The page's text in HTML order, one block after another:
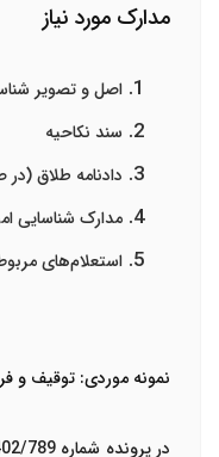
مدارک مورد نیاز
اصل و تصویر
سند نکاحیه
دادنامه طلاق
مدارک شناسایی
استعلام‌های
نمونه موردی: توقیف و